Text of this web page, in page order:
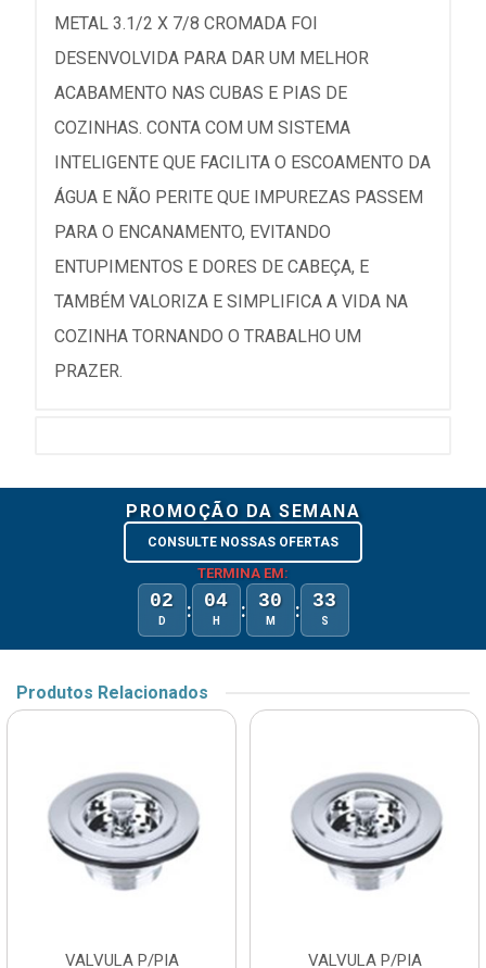
METAL 3.1/2 X 7/8 CROMADA FOI
DESENVOLVIDA PARA DAR UM MELHOR
ACABAMENTO NAS CUBAS E PIAS DE
COZINHAS. CONTA COM UM SISTEMA
INTELIGENTE QUE FACILITA O ESCOAMENTO DA
ÁGUA E NÃO PERITE QUE IMPUREZAS PASSEM
PARA O ENCANAMENTO, EVITANDO
ENTUPIMENTOS E DORES DE CABEÇA, E
TAMBÉM VALORIZA E SIMPLIFICA A VIDA NA
COZINHA TORNANDO O TRABALHO UM
PRAZER.
PROMOÇÃO DA SEMANA
CONSULTE NOSSAS OFERTAS
TERMINA EM:
02
D : 04
H : 30
M : 33
S
Produtos Relacionados
VALVULA P/PIA
VALVULA P/PIA